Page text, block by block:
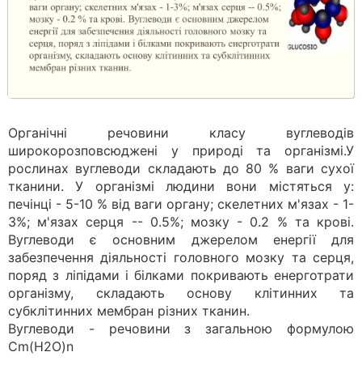
Органічні речовини класу вуглеводів
широкорозповсюджені у природі та організмі.У
рослинах вуглеводи складають до 80 % ваги сухої
тканини. У організмі людини вони містяться у:
печінці - 5-10 % від ваги органу; скелетних м'язах - 1-
3%; м'язах серця -- 0.5%; мозку - 0.2 % та крові.
Вуглеводи є основним джерелом енергії для
забезпечення діяльності головного мозку та серця,
поряд з ліпідами і білками покривають енерготрати
організму, складають основу клітинних та
субклітинних мембран різних тканин.
Вуглеводи - речовини з загальною формулою
Cm(H2O)n